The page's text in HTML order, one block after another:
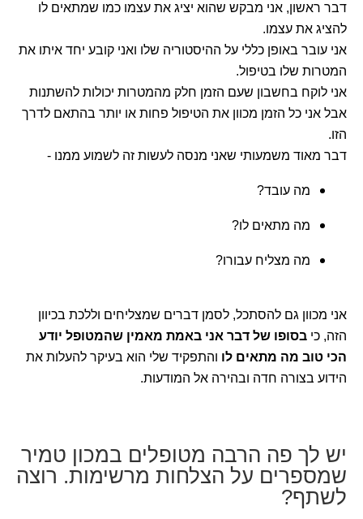
דבר ראשון, אני מבקש שהוא יציג את עצמו כמו שמתאים לו
להציג את עצמו.
אני עובר באופן כללי על ההיסטוריה שלו ואני קובע יחד איתו את
המטרות שלו בטיפול.
אני לוקח בחשבון שעם הזמן חלק מהמטרות יכולות להשתנות
אבל אני כל הזמן מכוון את הטיפול פחות או יותר בהתאם לדרך
הזו.
דבר מאוד משמעותי שאני מנסה לעשות זה לשמוע ממנו -
מה עובד?
מה מתאים לו?
מה מצליח עבורו?
אני מכוון גם להסתכל, לסמן דברים שמצליחים וללכת בכיוון
הזה, כי בסופו של דבר אני באמת מאמין שהמטופל יודע
הכי טוב מה מתאים לו והתפקיד שלי הוא בעיקר להעלות את
הידוע בצורה חדה ובהירה אל המודעות.
יש לך פה הרבה מטופלים במכון טמיר
שמספרים על הצלחות מרשימות. רוצה
לשתף?